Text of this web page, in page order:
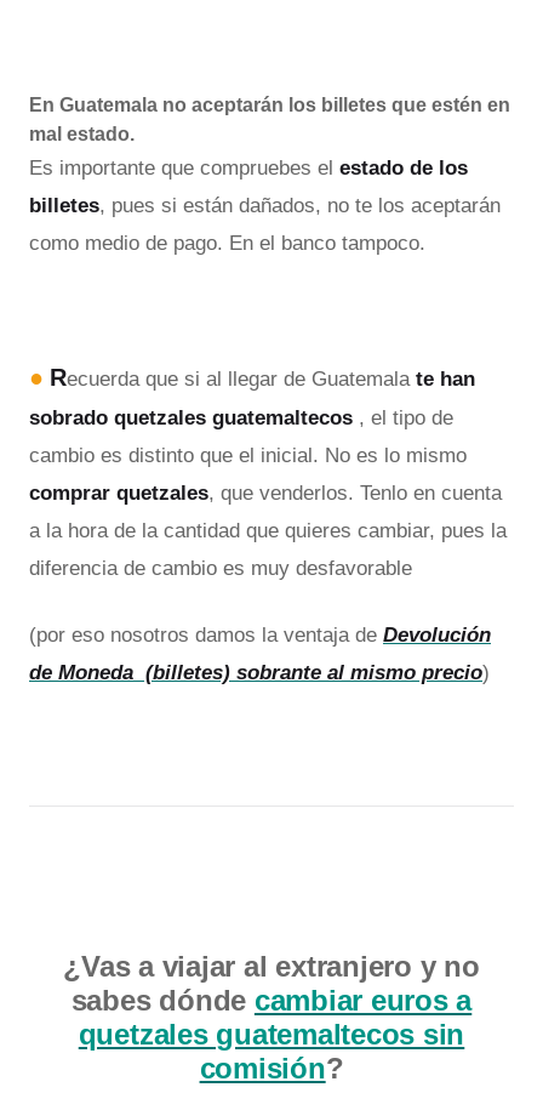
En Guatemala no aceptarán los billetes que estén en
mal estado.
Es importante que compruebes el estado de los
billetes, pues si están dañados, no te los aceptarán
como medio de pago. En el banco tampoco.
● Recuerda que si al llegar de Guatemala te han
sobrado quetzales guatemaltecos , el tipo de
cambio es distinto que el inicial. No es lo mismo
comprar quetzales, que venderlos. Tenlo en cuenta
a la hora de la cantidad que quieres cambiar, pues la
diferencia de cambio es muy desfavorable
(por eso nosotros damos la ventaja de Devolución
de Moneda (billetes) sobrante al mismo precio)
¿Vas a viajar al extranjero y no
sabes dónde cambiar euros a
quetzales guatemaltecos sin
comisión?